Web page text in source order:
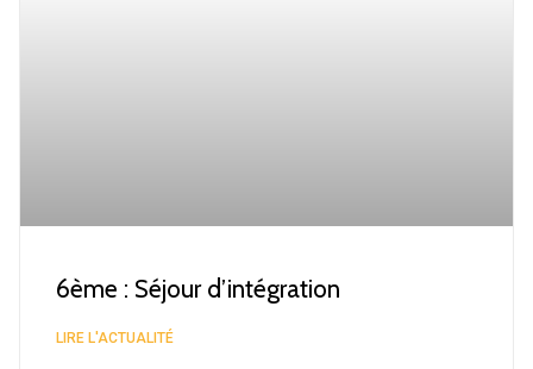
6ème : Séjour d’intégration
LIRE L'ACTUALITÉ